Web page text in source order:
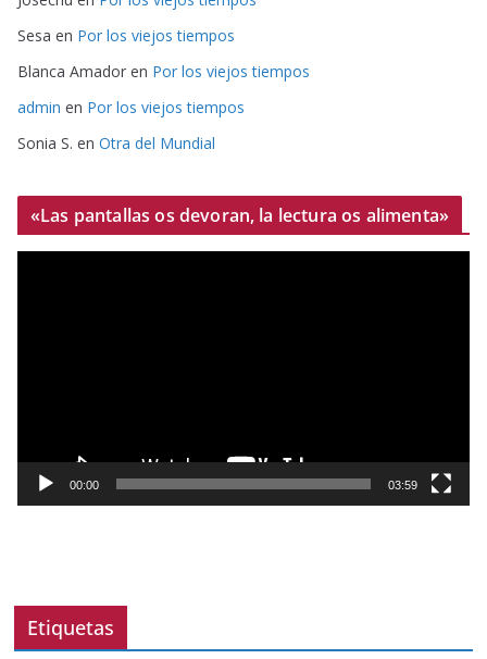
Sesa en Por los viejos tiempos
Blanca Amador en Por los viejos tiempos
admin en Por los viejos tiempos
Sonia S. en Otra del Mundial
«Las pantallas os devoran, la lectura os alimenta»
o
í
00:00 03:59
Etiquetas